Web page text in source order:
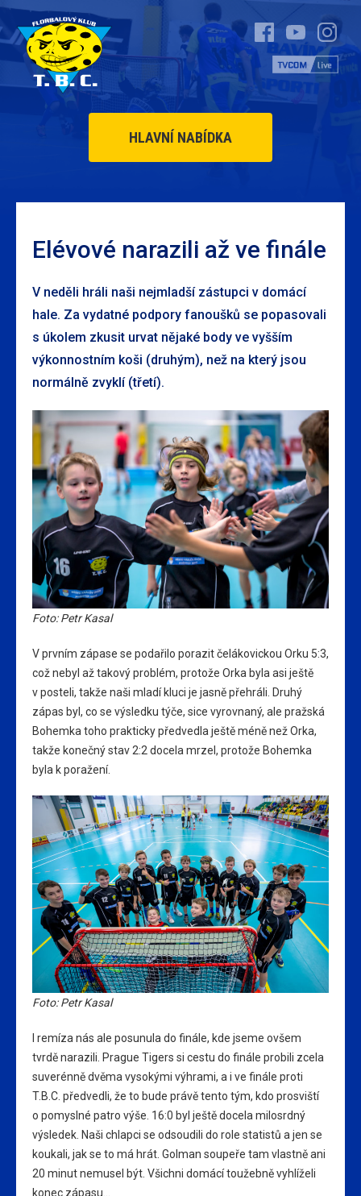
HLAVNÍ NABÍDKA
Elévové narazili až ve finále
V neděli hráli naši nejmladší zástupci v domácí
hale. Za vydatné podpory fanoušků se popasovali
s úkolem zkusit urvat nějaké body ve vyšším
výkonnostním koši (druhým), než na který jsou
normálně zvyklí (třetí).
Foto: Petr Kasal
V prvním zápase se podařilo porazit čelákovickou Orku 5:3,
což nebyl až takový problém, protože Orka byla asi ještě
v posteli, takže naši mladí kluci je jasně přehráli. Druhý
zápas byl, co se výsledku týče, sice vyrovnaný, ale pražská
Bohemka toho prakticky předvedla ještě méně než Orka,
takže konečný stav 2:2 docela mrzel, protože Bohemka
byla k poražení.
Foto: Petr Kasal
I remíza nás ale posunula do finále, kde jseme ovšem
tvrdě narazili. Prague Tigers si cestu do finále probili zcela
suverénně dvěma vysokými výhrami, a i ve finále proti
T.B.C. předvedli, že to bude právě tento tým, kdo prosviští
o pomyslné patro výše. 16:0 byl ještě docela milosrdný
výsledek. Naši chlapci se odsoudili do role statistů a jen se
koukali, jak se to má hrát. Golman soupeře tam vlastně ani
20 minut nemusel být. Všichni domácí toužebně vyhlíželi
konec zápasu…